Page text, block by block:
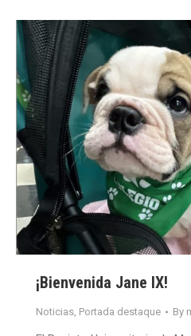
¡Bienvenida Jane IX!
Noticias, Portada destaque By